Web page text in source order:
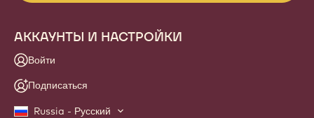
АККАУНТЫ И НАСТРОЙКИ
Войти
Подписаться
Russia - Русский